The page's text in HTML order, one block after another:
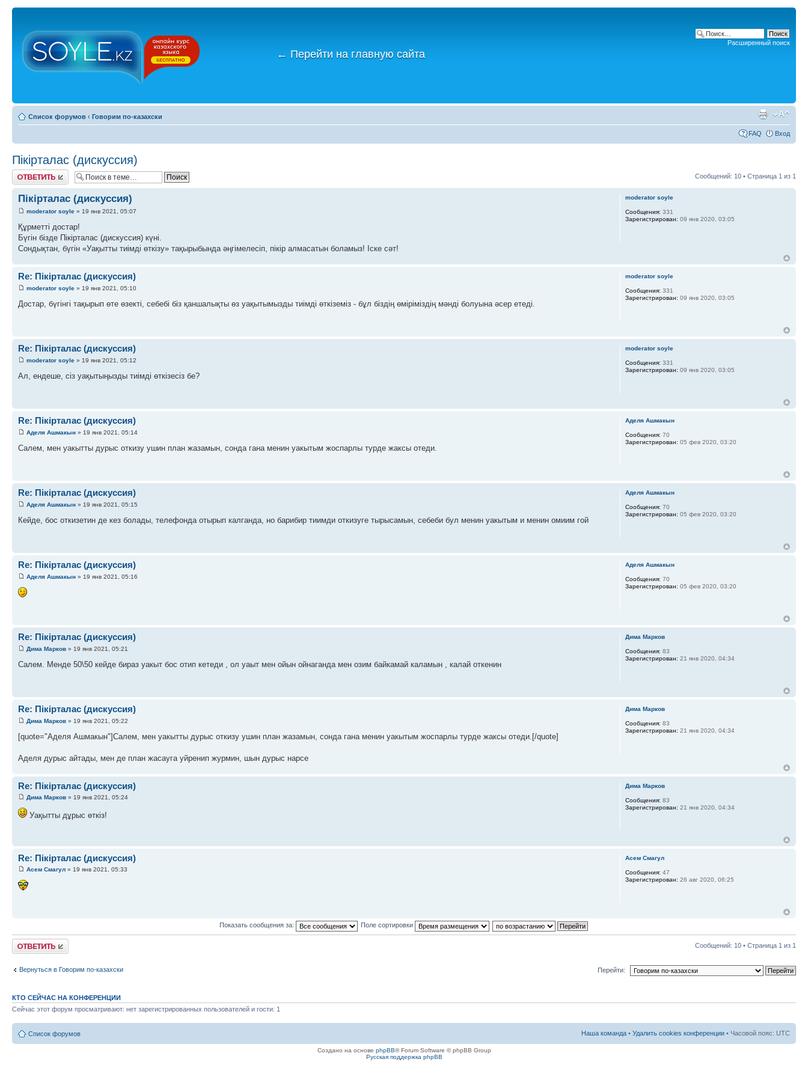
← Перейти на главную сайта
Расширенный поиск
Список форумов ‹ Говорим по-казахски
FAQ Вход
Пікірталас (дискуссия)
Ответить Сообщений: 10 • Страница 1 из 1
Пікірталас (дискуссия)
moderator soyle » 19 янв 2021, 05:07
Құрметті достар!
Бүгін бізде Пікірталас (дискуссия) күні.
Сондықтан, бүгін «Уақытты тиімді өткізу» тақырыбында әңгімелесіп, пікір алмасатын боламыз! Іске сәт!
moderator soyle
Сообщения: 331
Зарегистрирован: 09 янв 2020, 03:05
Re: Пікірталас (дискуссия)
moderator soyle » 19 янв 2021, 05:10
Достар, бүгінгі тақырып өте өзекті, себебі біз қаншалықты өз уақытымызды тиімді өткіземіз - бұл біздің өміріміздің мәнді болуына әсер етеді.
moderator soyle
Сообщения: 331
Зарегистрирован: 09 янв 2020, 03:05
Re: Пікірталас (дискуссия)
moderator soyle » 19 янв 2021, 05:12
Ал, ендеше, сіз уақытыңызды тиімді өткізесіз бе?
moderator soyle
Сообщения: 331
Зарегистрирован: 09 янв 2020, 03:05
Re: Пікірталас (дискуссия)
Аделя Ашмакын » 19 янв 2021, 05:14
Салем, мен уакытты дурыс откизу ушин план жазамын, сонда гана менин уакытым жоспарлы турде жаксы отеди.
Аделя Ашмакын
Сообщения: 70
Зарегистрирован: 05 фев 2020, 03:20
Re: Пікірталас (дискуссия)
Аделя Ашмакын » 19 янв 2021, 05:15
Кейде, бос откизетин де кез болады, телефонда отырып калганда, но барибир тиимди откизуге тырысамын, себеби бул менин уакытым и менин омиим гой
Аделя Ашмакын
Сообщения: 70
Зарегистрирован: 05 фев 2020, 03:20
Re: Пікірталас (дискуссия)
Аделя Ашмакын » 19 янв 2021, 05:16
Аделя Ашмакын
Сообщения: 70
Зарегистрирован: 05 фев 2020, 03:20
Re: Пікірталас (дискуссия)
Дима Марков » 19 янв 2021, 05:21
Салем. Менде 50\50 кейде бираз уакыт бос отип кетеди , ол уаыт мен ойын ойнаганда мен озим байкамай каламын , калай откенин
Дима Марков
Сообщения: 83
Зарегистрирован: 21 янв 2020, 04:34
Re: Пікірталас (дискуссия)
Дима Марков » 19 янв 2021, 05:22
[quote="Аделя Ашмакын"]Салем, мен уакытты дурыс откизу ушин план жазамын, сонда гана менин уакытым жоспарлы турде жаксы отеди.[/quote]
Аделя дурыс айтады, мен де план жасауга уйренип журмин, шын дурыс нарсе
Дима Марков
Сообщения: 83
Зарегистрирован: 21 янв 2020, 04:34
Re: Пікірталас (дискуссия)
Дима Марков » 19 янв 2021, 05:24
Уақытты дұрыс өткіз!
Дима Марков
Сообщения: 83
Зарегистрирован: 21 янв 2020, 04:34
Re: Пікірталас (дискуссия)
Асем Смагул » 19 янв 2021, 05:33
Асем Смагул
Сообщения: 47
Зарегистрирован: 26 авг 2020, 06:25
Показать сообщения за: Поле сортировки
Ответить Сообщений: 10 • Страница 1 из 1
Вернуться в Говорим по-казахски Перейти:
КТО СЕЙЧАС НА КОНФЕРЕНЦИИ
Сейчас этот форум просматривают: нет зарегистрированных пользователей и гости: 1
Список форумов Наша команда • Удалить cookies конференции • Часовой пояс: UTC
Создано на основе phpBB® Forum Software © phpBB Group
Русская поддержка phpBB